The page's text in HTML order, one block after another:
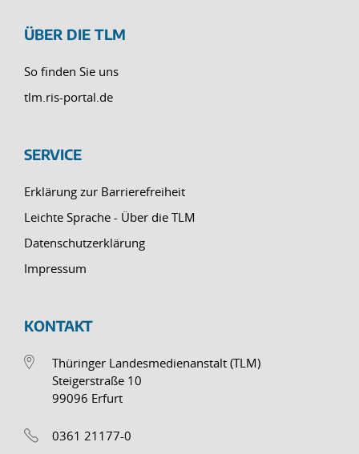
ÜBER DIE TLM
So finden Sie uns
tlm.ris-portal.de
SERVICE
Erklärung zur Barrierefreiheit
Leichte Sprache - Über die TLM
Datenschutzerklärung
Impressum
KONTAKT
Thüringer Landesmedienanstalt (TLM)
Steigerstraße 10
99096 Erfurt
0361 21177-0